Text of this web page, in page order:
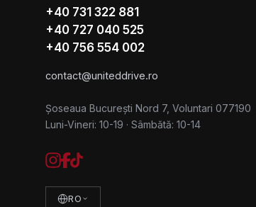
+40 731 322 881
+40 727 040 525
+40 756 554 002
contact@uniteddrive.ro
Șoseaua București Nord 7, Voluntari 077190
Luni-Vineri: 10-19 · Sâmbătă: 10-14
RO